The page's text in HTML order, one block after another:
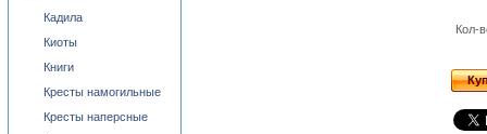
Кол-
Кадила
Киоты
Книги
Кресты намогильные
Кресты наперсные